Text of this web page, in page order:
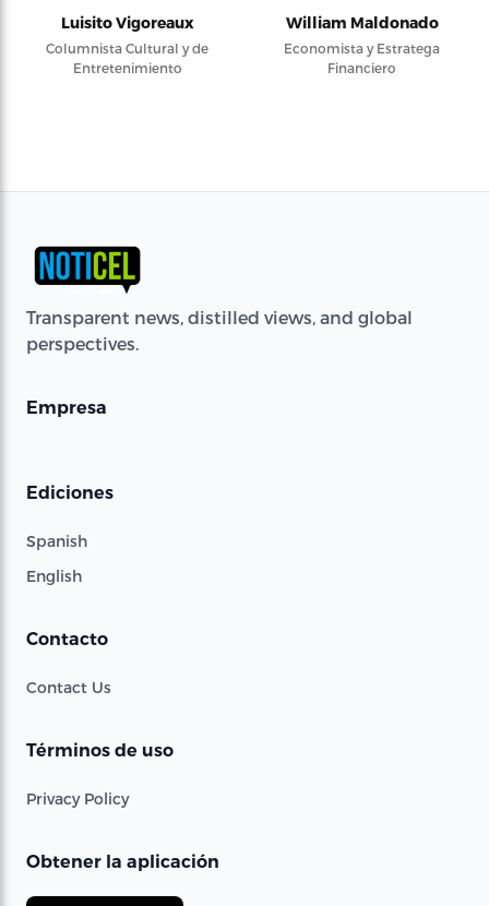
Luisito Vigoreaux
Columnista Cultural y de
Entretenimiento
William Maldonado
Economista y Estratega
Financiero
Transparent news, distilled views, and global
perspectives.
Empresa
Ediciones
Spanish
English
Contacto
Contact Us
Términos de uso
Privacy Policy
Obtener la aplicación